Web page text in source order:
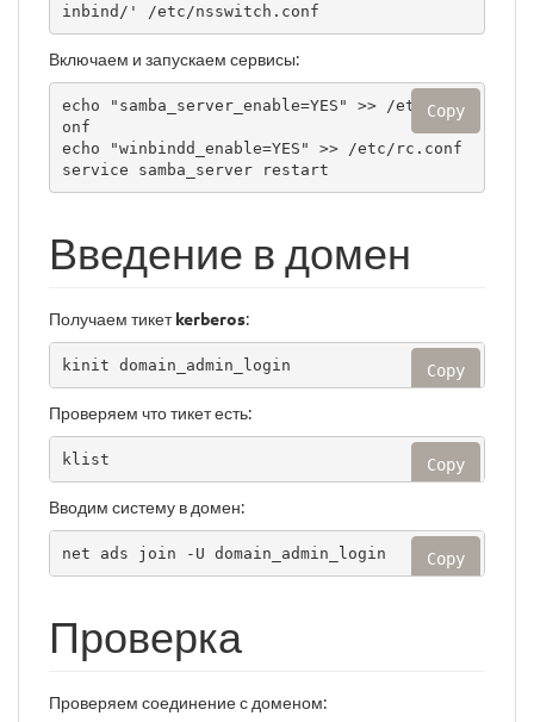
inbind/' /etc/nsswitch.conf
Включаем и запускаем сервисы:
echo "samba_server_enable=YES" >> /etc/rc.c
onf
echo "winbindd_enable=YES" >> /etc/rc.conf
service samba_server restart
Copy
Введение в домен
Получаем тикетkerberos:
kinit domain_admin_login Copy
Проверяем что тикет есть:
klist Copy
Вводим систему в домен:
net ads join -U domain_admin_login Copy
Проверка
Проверяем соединение с доменом: